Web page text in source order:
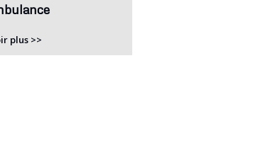
plus >>